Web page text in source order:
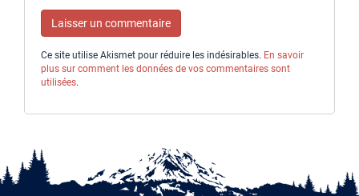
Ce site utilise Akismet pour réduire les indésirables. En savoir
plus sur comment les données de vos commentaires sont
utilisées.